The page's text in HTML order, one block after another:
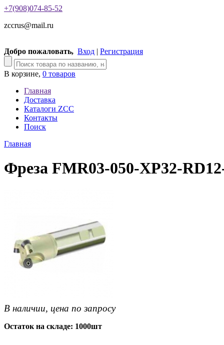
+7(908)074-85-52
zccrus@mail.ru
Добро пожаловать, Вход | Регистрация
В корзине, 0 товаров
Главная
Доставка
Каталоги ZCC
Контакты
Поиск
Главная
Фреза FMR03-050-XP32-
В наличии, цена по запросу
Остаток на складе: 1000шт